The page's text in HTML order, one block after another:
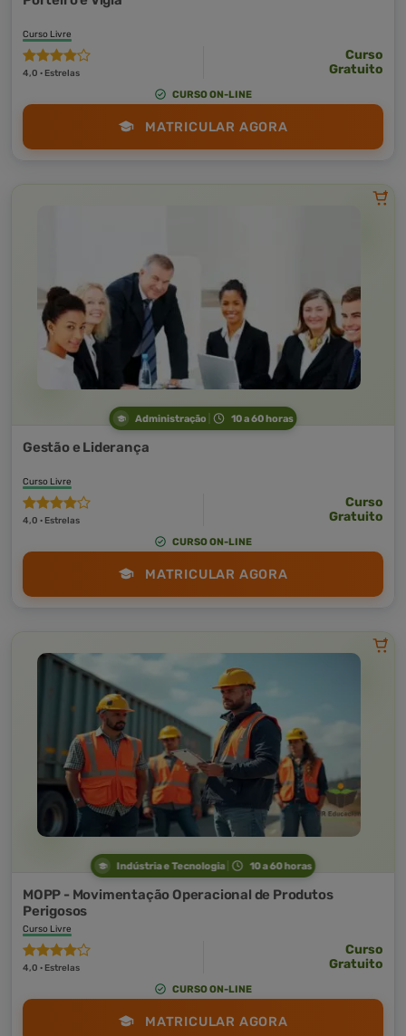
Curso Livre
4,0 · Estrelas
Curso
Gratuito
CURSO ON-LINE
MATRICULAR AGORA
Administração 10 a 60 horas
Gestão e Liderança
Curso Livre
4,0 · Estrelas
Curso
Gratuito
CURSO ON-LINE
MATRICULAR AGORA
Indústria e Tecnologia 10 a 60 horas
MOPP - Movimentação Operacional de Produtos
Perigosos
Curso Livre
4,0 · Estrelas
Curso
Gratuito
CURSO ON-LINE
MATRICULAR AGORA